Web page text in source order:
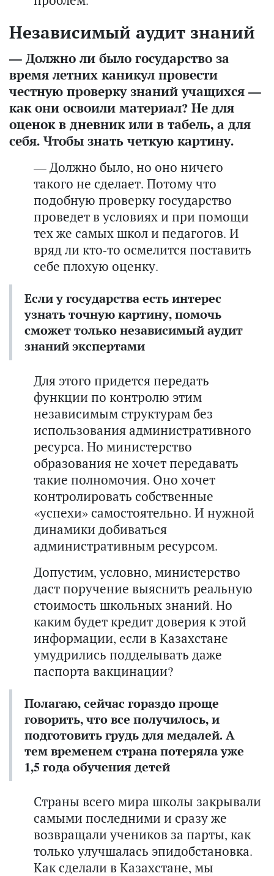
Независимый аудит знаний
— Должно ли было государство за
время летних каникул провести
честную проверку знаний учащихся —
как они освоили материал? Не для
оценок в дневник или в табель, а для
себя. Чтобы знать четкую картину.
— Должно было, но оно ничего
такого не сделает. Потому что
подобную проверку государство
проведет в условиях и при помощи
тех же самых школ и педагогов. И
вряд ли кто-то осмелится поставить
себе плохую оценку.
Если у государства есть интерес
узнать точную картину, помочь
сможет только независимый аудит
знаний экспертами
Для этого придется передать
функции по контролю этим
независимым структурам без
использования административного
ресурса. Но министерство
образования не хочет передавать
такие полномочия. Оно хочет
контролировать собственные
«успехи» самостоятельно. И нужной
динамики добиваться
административным ресурсом.
Допустим, условно, министерство
даст поручение выяснить реальную
стоимость школьных знаний. Но
каким будет кредит доверия к этой
информации, если в Казахстане
умудрились подделывать даже
паспорта вакцинации?
Полагаю, сейчас гораздо проще
говорить, что все получилось, и
подготовить грудь для медалей. А
тем временем страна потеряла уже
1,5 года обучения детей
Страны всего мира школы закрывали
самыми последними и сразу же
возвращали учеников за парты, как
только улучшалась эпидобстановка.
Как сделали в Казахстане, мы